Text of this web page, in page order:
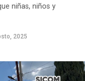
niñas, niños y
2025